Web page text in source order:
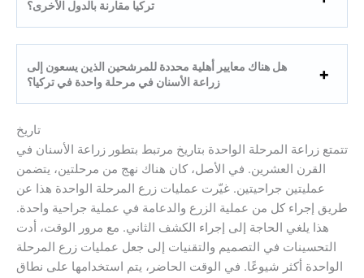
تركيا مقارنة بالدول الأخرى؟
هل هناك معايير أهلية محددة للمرشحين الذين يسعون إلى
زراعة الأسنان في مرحلة واحدة في تركيا؟
المرحلة الواحدة بتاريخ مرتبط بتطور زراعة الأسنان في
العشرين. في الأصل، كان هناك نهج من مرحلتين، يتضمن
جراحيتين. غيّرت عمليات زرع المرحلة الواحدة هذا عن
كل من عملية الزرع والدعامة في عملية جراحية واحدة.
الحاجة إلى إجراء الكشف الثاني. مع مرور الوقت، أدت
في التصميم والتقنيات إلى جعل عمليات زرع المرحلة
أكثر شيوعًا. في الوقت الحاضر، يتم استخدامها على نطاق